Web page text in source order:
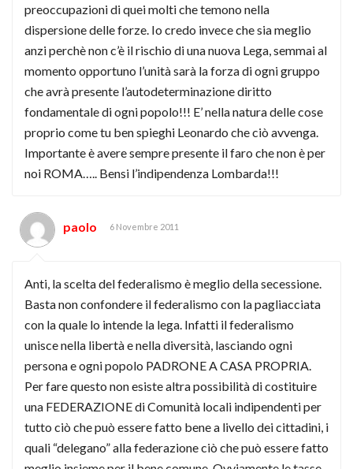
preoccupazioni di quei molti che temono nella
dispersione delle forze. Io credo invece che sia meglio
anzi perchè non c’è il rischio di una nuova Lega, semmai al
momento opportuno l’unità sarà la forza di ogni gruppo
che avrà presente l’autodeterminazione diritto
fondamentale di ogni popolo!!! E’ nella natura delle cose
proprio come tu ben spieghi Leonardo che ciò avvenga.
Importante è avere sempre presente il faro che non è per
noi ROMA….. Bensi l’indipendenza Lombarda!!!
paolo 6 Novembre 2011
Anti, la scelta del federalismo è meglio della secessione.
Basta non confondere il federalismo con la pagliacciata
con la quale lo intende la lega. Infatti il federalismo
unisce nella libertà e nella diversità, lasciando ogni
persona e ogni popolo PADRONE A CASA PROPRIA.
Per fare questo non esiste altra possibilità di costituire
una FEDERAZIONE di Comunità locali indipendenti per
tutto ciò che può essere fatto bene a livello dei cittadini, i
quali “delegano” alla federazione ciò che può essere fatto